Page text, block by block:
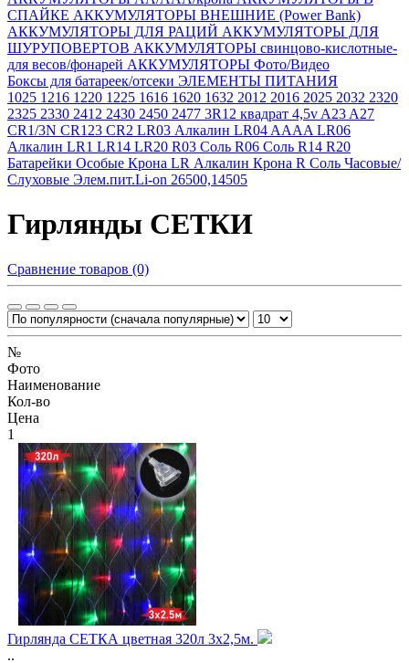
СПАЙКЕ АККУМУЛЯТОРЫ ВНЕШНИЕ (Power Bank)
АККУМУЛЯТОРЫ ДЛЯ РАЦИЙ АККУМУЛЯТОРЫ ДЛЯ
ШУРУПОВЕРТОВ АККУМУЛЯТОРЫ свинцово-кислотные-
для весов/фонарей АККУМУЛЯТОРЫ Фото/Видео
Боксы для батареек/отсеки ЭЛЕМЕНТЫ ПИТАНИЯ
1025 1216 1220 1225 1616 1620 1632 2012 2016 2025 2032 2320
2325 2330 2412 2430 2450 2477 3R12 квадрат 4,5v A23 A27
CR1/3N CR123 CR2 LR03 Алкалин LR04 AAAA LR06
Алкалин LR1 LR14 LR20 R03 Соль R06 Соль R14 R20
Батарейки Особые Крона LR Алкалин Крона R Соль Часовые/
Слуховые Элем.пит.Li-on 26500,14505
Гирлянды СЕТКИ
Сравнение товаров (0)
№
Фото
Наименование
Кол-во
Цена
1
Гирлянда СЕТКА цветная 320л 3х2,5м.
..